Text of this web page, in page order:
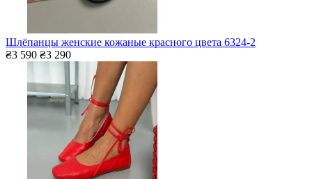
Шлёпанцы женские кожаные красного цвета 6324-2
₴3 590 ₴3 290